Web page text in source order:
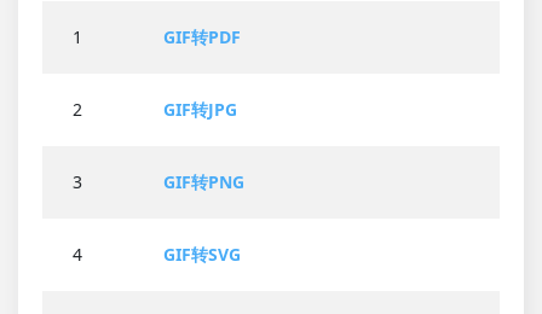
1 GIF转PDF
2 GIF转JPG
3 GIF转PNG
4 GIF转SVG